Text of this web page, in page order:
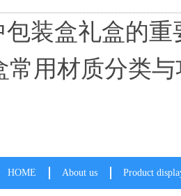
包装盒礼盒的重
常用材质分类
HOME About us Product